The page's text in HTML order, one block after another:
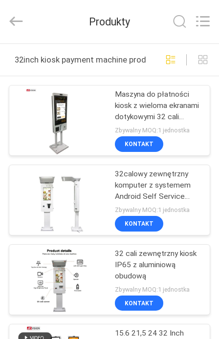
PRODUKTY
WYCIECZKA
FABRYCE
KONTROLA
JAKOŚCI
SKONTAKTUJ
NAMI
Interactive
Technology
All
Reserved.
Produkty
32inch kiosk payment machine produkcja online
Maszyna do płatności
kiosk z wieloma ekranami
dotykowymi 32 cali
System samodzielnego
zamawiania w restauracji
Zbywalny MOQ:1 jednostka
KONTAKT
32calowy zewnętrzny
komputer z systemem
Android Self Service
Kiosk płatniczy z
paskiem LED
Zbywalny MOQ:1 jednostka
KONTAKT
32 cali zewnętrzny kiosk
IP65 z aluminiową
obudową
Zbywalny MOQ:1 jednostka
KONTAKT
15.6 21,5 24 32 Inch